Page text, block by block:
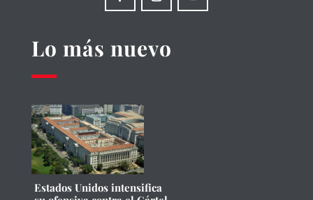
Lo más nuevo
Estados Unidos intensifica